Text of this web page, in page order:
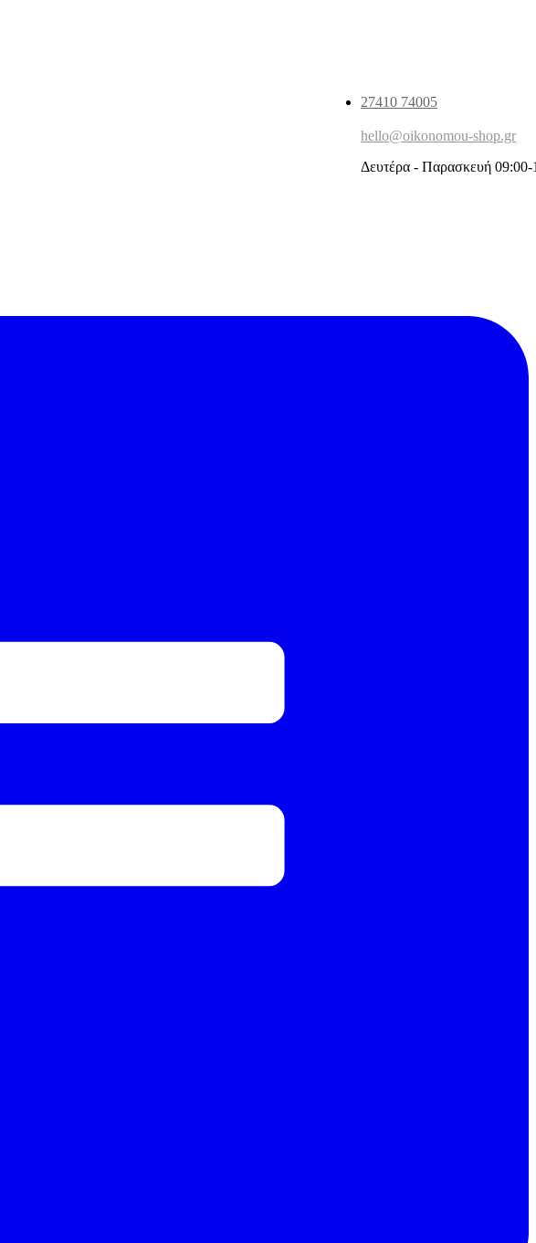
27410 74005
hello@oikonomou-shop.gr
Δευτέρα - Παρασκευή 09:00-